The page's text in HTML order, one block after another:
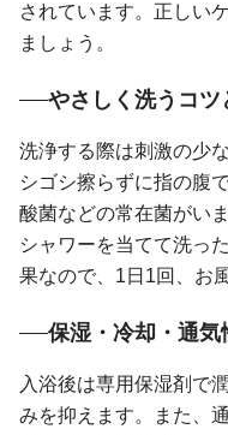
されています。正しい
ましょう。
やさしく洗うコ
洗浄する際は刺激の少
シゴシ擦らずに指の腹
酸菌などの常在菌がい
シャワーを当てて洗っ
果なので、1日1回、お
保湿・冷却・通気
入浴後は専用保湿剤で
みを抑えます。また、